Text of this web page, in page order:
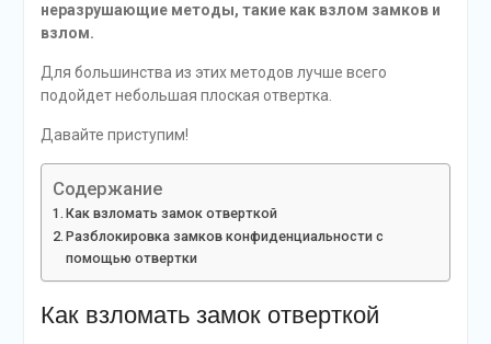
неразрушающие методы, такие как взлом замков и
взлом.
Для большинства из этих методов лучше всего
подойдет небольшая плоская отвертка.
Давайте приступим!
Содержание
Как взломать замок отверткой
Разблокировка замков конфиденциальности с
помощью отвертки
Как взломать замок отверткой